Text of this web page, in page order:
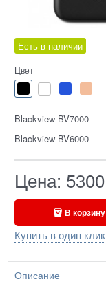
Есть в наличии
Цвет
Blackview BV7000
Blackview BV6000
Цена: 5300
В корзину
Купить в один клик
Описание